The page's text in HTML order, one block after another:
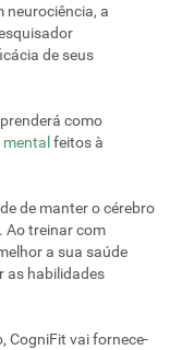
neurociência, a
de seus
como
mental feitos à
de manter o cérebro
Ao treinar com
a sua saúde
as habilidades
CogniFit vai fornece-